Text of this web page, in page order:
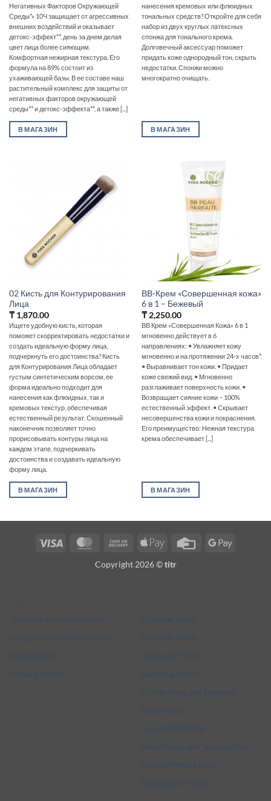
Негативных Факторов Окружающей
Среды*» 10Ч защищает от агрессивных
внешних воздействий и оказывает
детокс-эффект**, день за днем делая
цвет лица более сияющим.
Комфортная нежирная текстура. Его
формула на 89% состоит из
ухаживающей базы. В ее составе наш
растительный комплекс для защиты от
негативных факторов окружающей
среды** и детокс-эффекта**, а также [...]
В МАГАЗИН
нанесения кремовых или флюидных
тональных средств? Откройте для себя
набор из двух круглых латексных
спонжа для тонального крема.
Долговечный аксессуар поможет
придать коже однородный тон, скрыть
недостатки. Спонжи можно
многократно очищать.
В МАГАЗИН
02 Кисть для Контурирования
Лица
₸1,870.00
Ищете удобную кисть, которая
поможет скорректировать недостатки и
создать идеальную форму лица,
подчеркнуть его достоинства? Кисть
для Контурирования Лица обладает
густым синтетическим ворсом, ее
форма идеально подходит для
нанесения как флюидных, так и
кремовых текстур, обеспечивая
естественный результат. Скошенный
наконечник позволяет точно
прорисовывать контуры лица на
каждом этапе, подчеркивать
достоинства и создавать идеальную
форму лица.
В МАГАЗИН
ВВ-Крем «Совершенная кожа»
6 в 1 – Бежевый
₸2,250.00
ВВ Крем «Совершенная Кожа» 6 в 1
мгновенно действует в 6
направлениях: • Увлажняет кожу
мгновенно и на протяжении 24-х часов*.
• Выравнивает тон кожи. • Придает
коже свежий вид. • Мгновенно
разглаживает поверхность кожи. •
Возвращает сияние кожи – 100%
естественный эффект. • Скрывает
несовершенства кожи и покраснения.
Его преимущество: Нежная текстура
крема обеспечивает [...]
В МАГАЗИН
Visa MasterCardCash
Delivery
Apple
Credit
Google
Copyright 2026 ©titr
Условия использования
Отказ от ответственности
Доступность
Privacy Policy
Editorial Team
How We Work
Accuracy Policy
Sourcing Policy
Corrections and Updates
Contribute
Copyright Policy
Advertising and Sponsorship
About Affiliate Links
Discussion Policy